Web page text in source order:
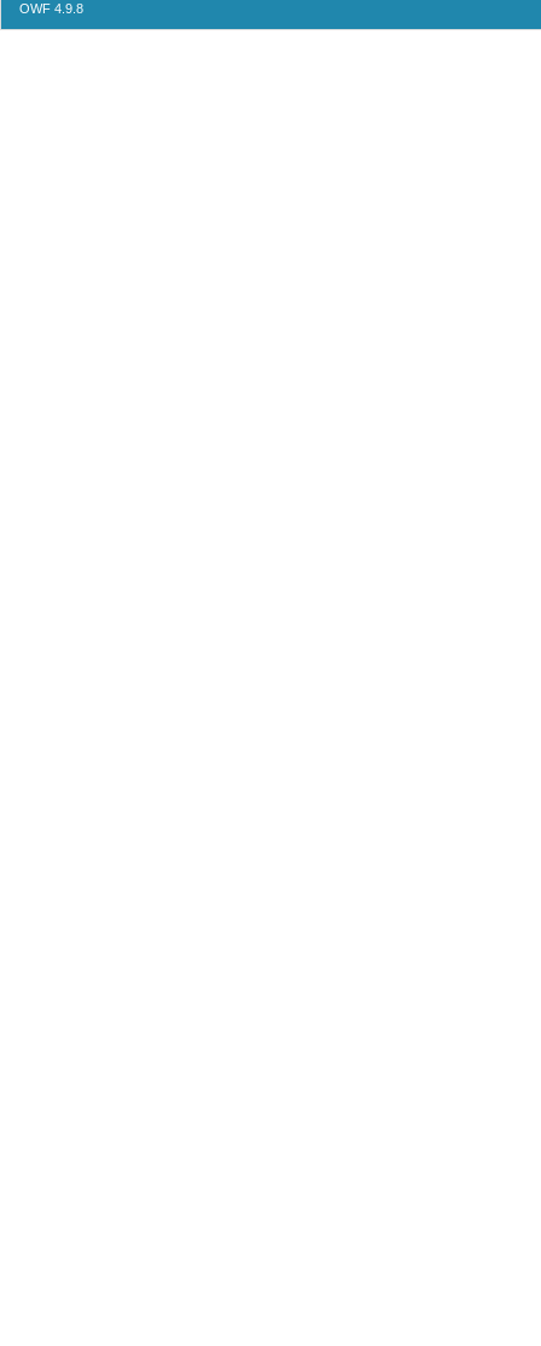
OWF 4.9.8